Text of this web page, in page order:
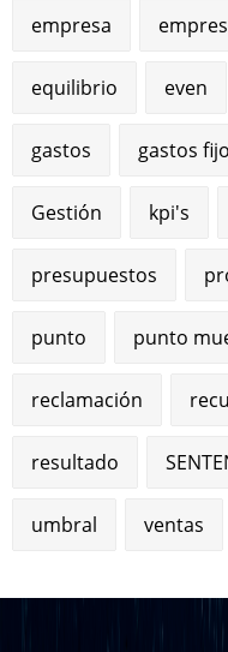
empresa
equilibrio even
gastos gastos
Gestión kpi's
presupuestos
punto punto
reclamación
resultado
umbral ventas